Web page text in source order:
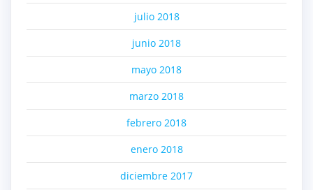
julio 2018
junio 2018
mayo 2018
marzo 2018
febrero 2018
enero 2018
diciembre 2017